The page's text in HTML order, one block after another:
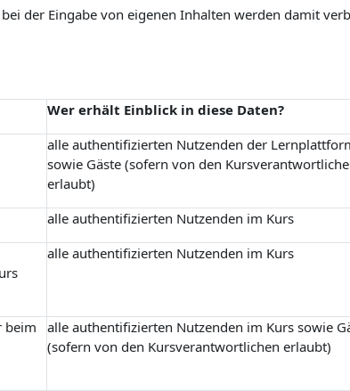
der Eingabe von eigenen Inhalten werden damit
Wer erhält Einblick in diese Daten?
alle authentifizierten Nutzenden der
sowie Gäste (sofern von den
erlaubt)
alle authentifizierten Nutzenden im Kurs
alle authentifizierten Nutzenden im Kurs
beim
alle authentifizierten Nutzenden im Kurs sowie
(sofern von den Kursverantwortlichen erlaubt)